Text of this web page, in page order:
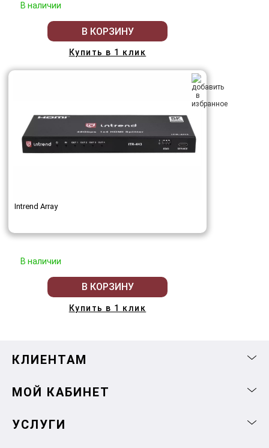
В наличии
В КОРЗИНУ
Купить в 1 клик
Intrend Array
В наличии
В КОРЗИНУ
Купить в 1 клик
КЛИЕНТАМ
МОЙ КАБИНЕТ
УСЛУГИ